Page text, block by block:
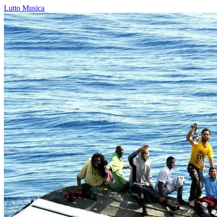
Lutto Musica